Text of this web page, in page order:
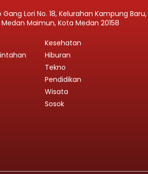
Lori No. 18, Kelurahan Kampung Baru,
Maimun, Kota Medan 20158
Kesehatan
Hiburan
Tekno
Pendidikan
Wisata
Sosok